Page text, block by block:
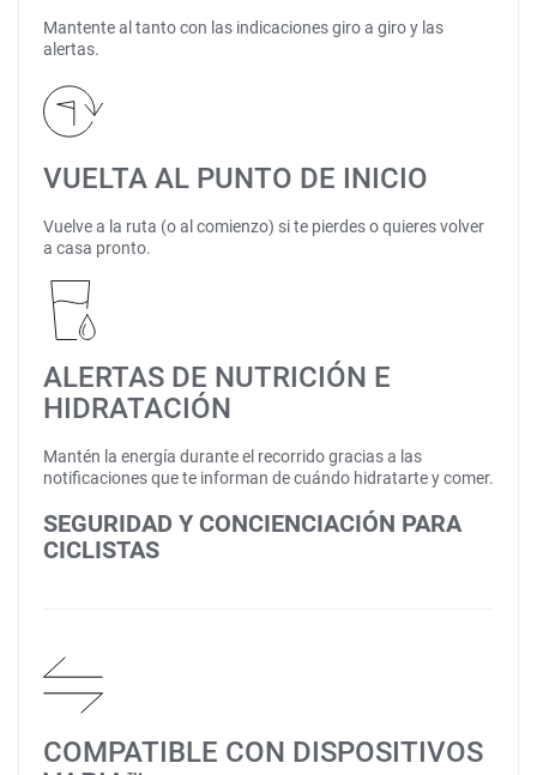
Mantente al tanto con las indicaciones giro a giro y las
alertas.
VUELTA AL PUNTO DE INICIO
Vuelve a la ruta (o al comienzo) si te pierdes o quieres volver
a casa pronto.
ALERTAS DE NUTRICIÓN E
HIDRATACIÓN
Mantén la energía durante el recorrido gracias a las
notificaciones que te informan de cuándo hidratarte y comer.
SEGURIDAD Y CONCIENCIACIÓN PARA
CICLISTAS
COMPATIBLE CON DISPOSITIVOS